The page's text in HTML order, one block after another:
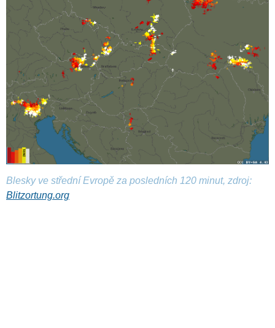
Blesky ve střední Evropě za posledních 120 minut, zdroj:
Blitzortung.org